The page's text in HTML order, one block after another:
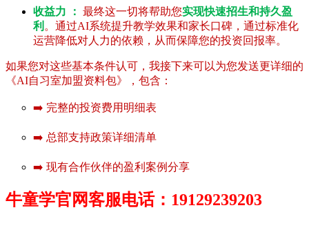
收益力 ： 最终这一切将帮助您实现快速招生和持久盈
利 。通过AI系统提升教学效果和家长口碑，通过标准化
运营降低对人力的依赖，从而保障您的投资回报率。
如果您对这些基本条件认可，我接下来可以为您发送更详细的
《AI自习室加盟资料包》，包含：
➡️ 完整的投资费用明细表
➡️ 总部支持政策详细清单
➡️ 现有合作伙伴的盈利案例分享
牛童学官网客服电话：19129239203